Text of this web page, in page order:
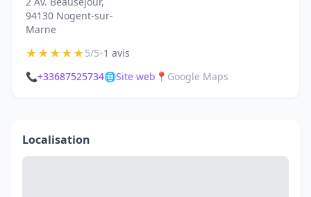
94130 Nogent-sur-
Marne
★★★★★5/5•1 avis
📞+33687525734🌐Site web 📍 Google Maps
Localisation